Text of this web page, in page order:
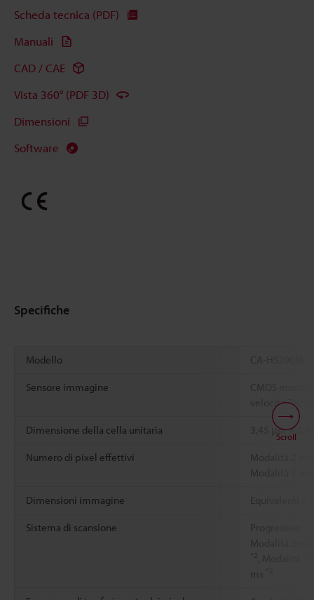
Scheda tecnica (PDF)
Manuali
CAD / CAE
Vista 360° (PDF 3D)
Dimensioni
Software
Specifiche
Modello CA-HS200M
Sensore immagine
CMOS
velocità 7×/
Dimensione della cella unitaria 3,45 μm ×
Numero di pixel effettivi
Modalità 2
Modalità 1
Dimensioni immagine Equivalenti a
Sistema di scansione
Progressivo
Modalità 2
*2
ms
Scroll